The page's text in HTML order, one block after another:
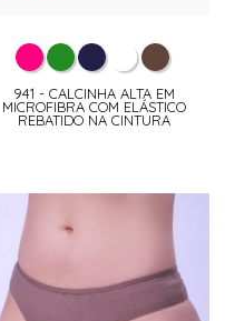
941 - CALCINHA ALTA EM
MICROFIBRA COM ELÁSTICO
REBATIDO NA CINTURA